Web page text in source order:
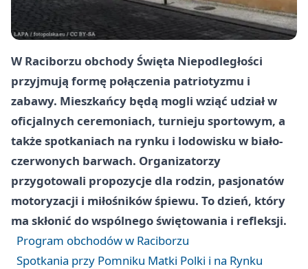
W Raciborzu obchody Święta Niepodległości
przyjmują formę połączenia patriotyzmu i
zabawy. Mieszkańcy będą mogli wziąć udział w
oficjalnych ceremoniach, turnieju sportowym, a
także spotkaniach na rynku i lodowisku w biało-
czerwonych barwach. Organizatorzy
przygotowali propozycje dla rodzin, pasjonatów
motoryzacji i miłośników śpiewu. To dzień, który
ma skłonić do wspólnego świętowania i refleksji.
Program obchodów w Raciborzu
Spotkania przy Pomniku Matki Polki i na Rynku